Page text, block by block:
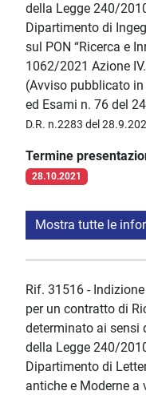
della Legge 240/
Dipartimento di
sul PON “Ricerca e
1062/2021 Azione
(Avviso pubblicato in
ed Esami n. 76 del
D.R. n.2283 del
Termine
28.10.2021
Mostra tutte le
Rif. 31516 -
per un contratto di
determinato ai sensi
della Legge 240/
Dipartimento di
antiche e Moderne a